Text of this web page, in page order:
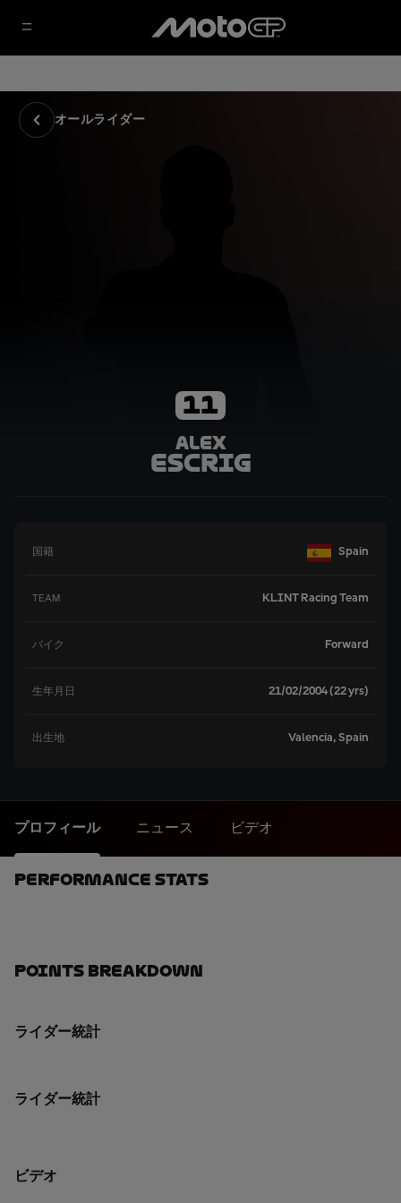
オールライダー
11
Alex
Escrig
国籍 Spain
TEAM KLINT Racing Team
バイク Forward
生年月日 21/02/2004 (22 yrs)
出生地 Valencia, Spain
プロフィール ニュース ビデオ
Performance Stats
Points Breakdown
ライダー統計
ライダー統計
ビデオ